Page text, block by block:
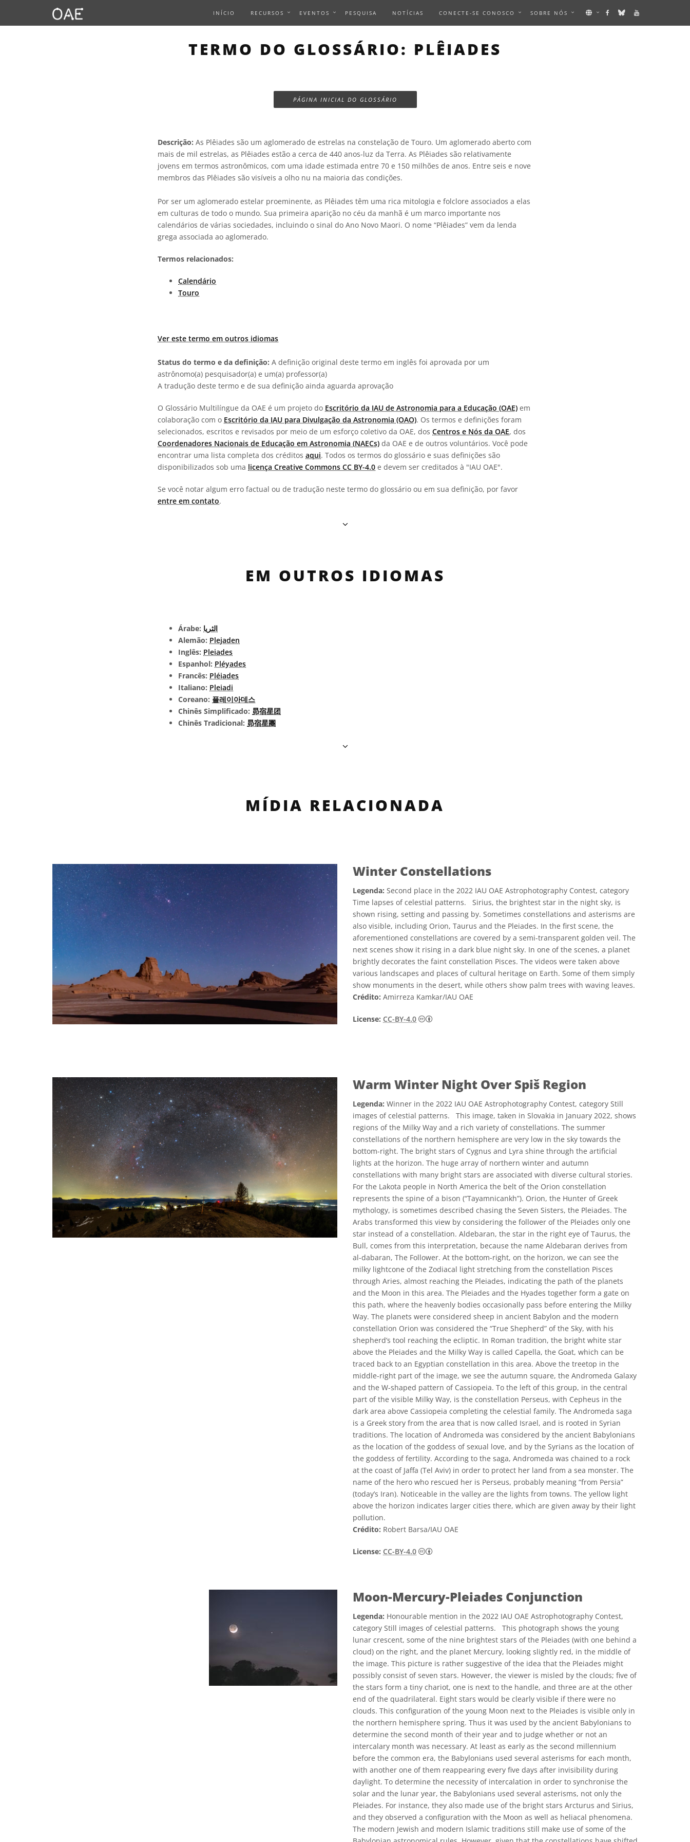
INÍCIO RECURSOS EVENTOS PESQUISA NOTÍCIAS CONECTE-SE CONOSCO SOBRE NÓS
TERMO DO GLOSSÁRIO: PLÊIADES
PÁGINA INICIAL DO GLOSSÁRIO
Descrição: As Plêiades são um aglomerado de estrelas na constelação de Touro. Um aglomerado aberto com
mais de mil estrelas, as Plêiades estão a cerca de 440 anos-luz da Terra. As Plêiades são relativamente
jovens em termos astronômicos, com uma idade estimada entre 70 e 150 milhões de anos. Entre seis e nove
membros das Plêiades são visíveis a olho nu na maioria das condições.
Por ser um aglomerado estelar proeminente, as Plêiades têm uma rica mitologia e folclore associados a elas
em culturas de todo o mundo. Sua primeira aparição no céu da manhã é um marco importante nos
calendários de várias sociedades, incluindo o sinal do Ano Novo Maori. O nome “Plêiades” vem da lenda
grega associada ao aglomerado.
Termos relacionados:
Calendário
Touro
Ver este termo em outros idiomas
Status do termo e da definição: A definição original deste termo em inglês foi aprovada por um
astrônomo(a) pesquisador(a) e um(a) professor(a)
A tradução deste termo e de sua definição ainda aguarda aprovação
O Glossário Multilíngue da OAE é um projeto do Escritório da IAU de Astronomia para a Educação (OAE) em
colaboração com o Escritório da IAU para Divulgação da Astronomia (OAO). Os termos e definições foram
selecionados, escritos e revisados por meio de um esforço coletivo da OAE, dos Centros e Nós da OAE, dos
Coordenadores Nacionais de Educação em Astronomia (NAECs) da OAE e de outros voluntários. Você pode
encontrar uma lista completa dos créditos aqui. Todos os termos do glossário e suas definições são
disponibilizados sob uma licença Creative Commons CC BY-4.0 e devem ser creditados à "IAU OAE".
Se você notar algum erro factual ou de tradução neste termo do glossário ou em sua definição, por favor
entre em contato.
EM OUTROS IDIOMAS
Árabe: الثريا
Alemão: Plejaden
Inglês: Pleiades
Espanhol: Pléyades
Francês: Pléiades
Italiano: Pleiadi
Coreano: 플레이아데스
Chinês Simplificado: 昴宿星团
Chinês Tradicional: 昴宿星團
MÍDIA RELACIONADA
Winter Constellations
Legenda: Second place in the 2022 IAU OAE Astrophotography Contest, category
Time lapses of celestial patterns. Sirius, the brightest star in the night sky, is
shown rising, setting and passing by. Sometimes constellations and asterisms are
also visible, including Orion, Taurus and the Pleiades. In the first scene, the
aforementioned constellations are covered by a semi-transparent golden veil. The
next scenes show it rising in a dark blue night sky. In one of the scenes, a planet
brightly decorates the faint constellation Pisces. The videos were taken above
various landscapes and places of cultural heritage on Earth. Some of them simply
show monuments in the desert, while others show palm trees with waving leaves.
Crédito: Amirreza Kamkar/IAU OAE
License: CC-BY-4.0 Creative Commons Attribution 4.0 International (CC BY 4.0) ícones
Warm Winter Night Over Spiš Region
Legenda: Winner in the 2022 IAU OAE Astrophotography Contest, category Still
images of celestial patterns. This image, taken in Slovakia in January 2022, shows
regions of the Milky Way and a rich variety of constellations. The summer
constellations of the northern hemisphere are very low in the sky towards the
bottom-right. The bright stars of Cygnus and Lyra shine through the artificial
lights at the horizon. The huge array of northern winter and autumn
constellations with many bright stars are associated with diverse cultural stories.
For the Lakota people in North America the belt of the Orion constellation
represents the spine of a bison (“Tayamnicankh”). Orion, the Hunter of Greek
mythology, is sometimes described chasing the Seven Sisters, the Pleiades. The
Arabs transformed this view by considering the follower of the Pleiades only one
star instead of a constellation. Aldebaran, the star in the right eye of Taurus, the
Bull, comes from this interpretation, because the name Aldebaran derives from
al-dabaran, The Follower. At the bottom-right, on the horizon, we can see the
milky lightcone of the Zodiacal light stretching from the constellation Pisces
through Aries, almost reaching the Pleiades, indicating the path of the planets
and the Moon in this area. The Pleiades and the Hyades together form a gate on
this path, where the heavenly bodies occasionally pass before entering the Milky
Way. The planets were considered sheep in ancient Babylon and the modern
constellation Orion was considered the “True Shepherd” of the Sky, with his
shepherd’s tool reaching the ecliptic. In Roman tradition, the bright white star
above the Pleiades and the Milky Way is called Capella, the Goat, which can be
traced back to an Egyptian constellation in this area. Above the treetop in the
middle-right part of the image, we see the autumn square, the Andromeda Galaxy
and the W-shaped pattern of Cassiopeia. To the left of this group, in the central
part of the visible Milky Way, is the constellation Perseus, with Cepheus in the
dark area above Cassiopeia completing the celestial family. The Andromeda saga
is a Greek story from the area that is now called Israel, and is rooted in Syrian
traditions. The location of Andromeda was considered by the ancient Babylonians
as the location of the goddess of sexual love, and by the Syrians as the location of
the goddess of fertility. According to the saga, Andromeda was chained to a rock
at the coast of Jaffa (Tel Aviv) in order to protect her land from a sea monster. The
name of the hero who rescued her is Perseus, probably meaning “from Persia”
(today’s Iran). Noticeable in the valley are the lights from towns. The yellow light
above the horizon indicates larger cities there, which are given away by their light
pollution.
Crédito: Robert Barsa/IAU OAE
License: CC-BY-4.0 Creative Commons Attribution 4.0 International (CC BY 4.0) ícones
Moon-Mercury-Pleiades Conjunction
Legenda: Honourable mention in the 2022 IAU OAE Astrophotography Contest,
category Still images of celestial patterns. This photograph shows the young
lunar crescent, some of the nine brightest stars of the Pleiades (with one behind a
cloud) on the right, and the planet Mercury, looking slightly red, in the middle of
the image. This picture is rather suggestive of the idea that the Pleiades might
possibly consist of seven stars. However, the viewer is misled by the clouds; five of
the stars form a tiny chariot, one is next to the handle, and three are at the other
end of the quadrilateral. Eight stars would be clearly visible if there were no
clouds. This configuration of the young Moon next to the Pleiades is visible only in
the northern hemisphere spring. Thus it was used by the ancient Babylonians to
determine the second month of their year and to judge whether or not an
intercalary month was necessary. At least as early as the second millennium
before the common era, the Babylonians used several asterisms for each month,
with another one of them reappearing every five days after invisibility during
daylight. To determine the necessity of intercalation in order to synchronise the
solar and the lunar year, the Babylonians used several asterisms, not only the
Pleiades. For instance, they also made use of the bright stars Arcturus and Sirius,
and they observed a configuration with the Moon as well as heliacal phenomena.
The modern Jewish and modern Islamic traditions still make use of some of the